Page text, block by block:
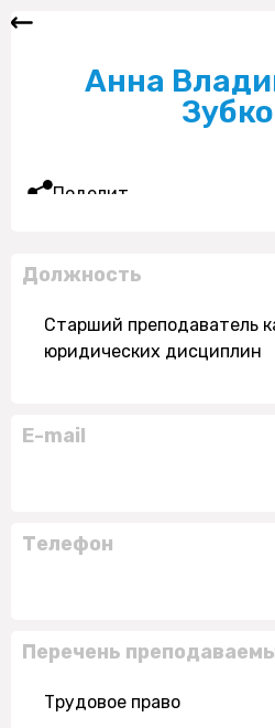
Анна
Поделиться
Должность
Старший преподаватель
юридических дисциплин
E-mail
Телефон
Перечень
Трудовое право